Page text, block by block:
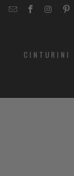
EMAIL
CINTURINI